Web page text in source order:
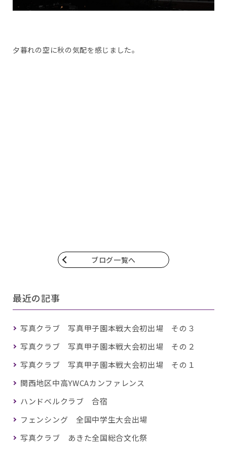
夕暮れの空に秋の気配を感じました。
ブログ一覧へ
最近の記事
写真クラブ 写真甲子園本戦大会初出場 その３
写真クラブ 写真甲子園本戦大会初出場 その２
写真クラブ 写真甲子園本戦大会初出場 その１
関西地区中高YWCAカンファレンス
ハンドベルクラブ 合宿
フェンシング 全国中学生大会出場
写真クラブ あきた全国総合文化祭